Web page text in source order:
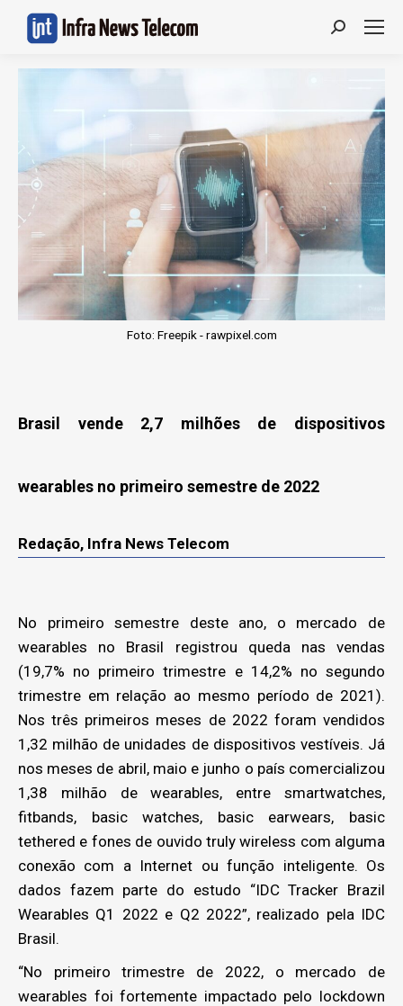
Search:
Foto: Freepik - rawpixel.com
Brasil vende 2,7 milhões de dispositivos
wearables no primeiro semestre de 2022
Redação, Infra News Telecom
No primeiro semestre deste ano, o mercado de
wearables no Brasil registrou queda nas vendas
(19,7% no primeiro trimestre e 14,2% no segundo
trimestre em relação ao mesmo período de 2021).
Nos três primeiros meses de 2022 foram vendidos
1,32 milhão de unidades de dispositivos vestíveis. Já
nos meses de abril, maio e junho o país comercializou
1,38 milhão de wearables, entre smartwatches,
fitbands, basic watches, basic earwears, basic
tethered e fones de ouvido truly wireless com alguma
conexão com a Internet ou função inteligente. Os
dados fazem parte do estudo “IDC Tracker Brazil
Wearables Q1 2022 e Q2 2022”, realizado pela IDC
Brasil.
“No primeiro trimestre de 2022, o mercado de
wearables foi fortemente impactado pelo lockdown